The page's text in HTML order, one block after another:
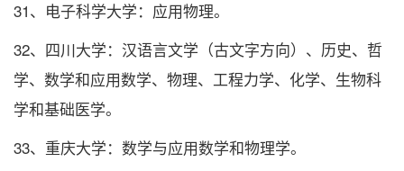
31、电子科学大学：应用物理。
32、四川大学：汉语言文学（古文字方向）、历史、哲
学、数学和应用数学、物理、工程力学、化学、生物科
学和基础医学。
33、重庆大学：数学与应用数学和物理学。